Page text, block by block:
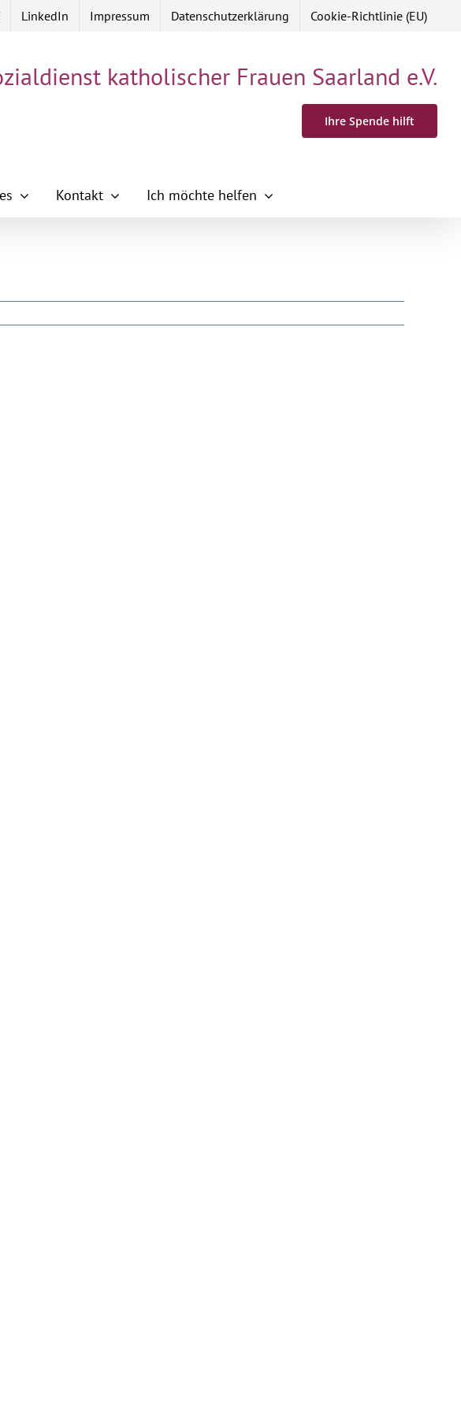
LinkedIn Impressum Datenschutzerklärung Cookie-Richtlinie (EU)
katholischer Frauen Saarland e.V.
Ihre Spende hilft
Kontakt Ich möchte helfen